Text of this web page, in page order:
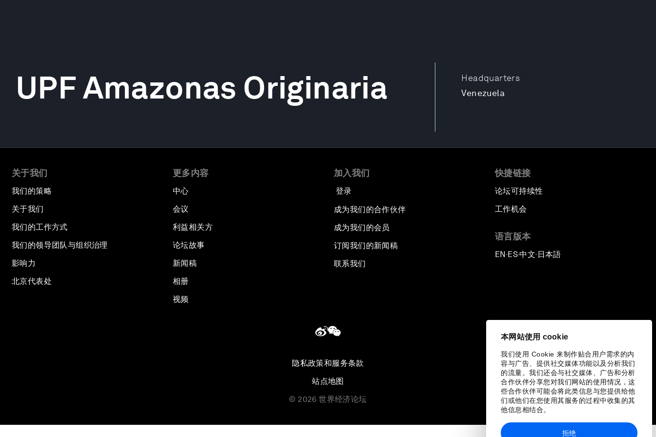
本网站使用 cookie
我们使用 Cookie 来制作贴合用户需求的内
容与广告、提供社交媒体功能以及分析我们
的流量。我们还会与社交媒体、广告和分析
合作伙伴分享您对我们网站的使用情况，这
些合作伙伴可能会将此类信息与您提供给他
们或他们在您使用其服务的过程中收集的其
他信息相结合。
拒绝
Headquarters
Venezuela
UPF Amazonas Originaria
关于我们
我们的策略
关于我们
我们的工作方式
我们的领导团队与组织治理
影响力
北京代表处
更多内容
中心
会议
利益相关方
论坛故事
新闻稿
相册
视频
加入我们
登录
成为我们的合作伙伴
成为我们的会员
订阅我们的新闻稿
联系我们
快捷链接
论坛可持续性
工作机会
语言版本
EN ▪ES▪中文▪ 日本語
隐私政策和服务条款
站点地图
© 2026 世界经济论坛